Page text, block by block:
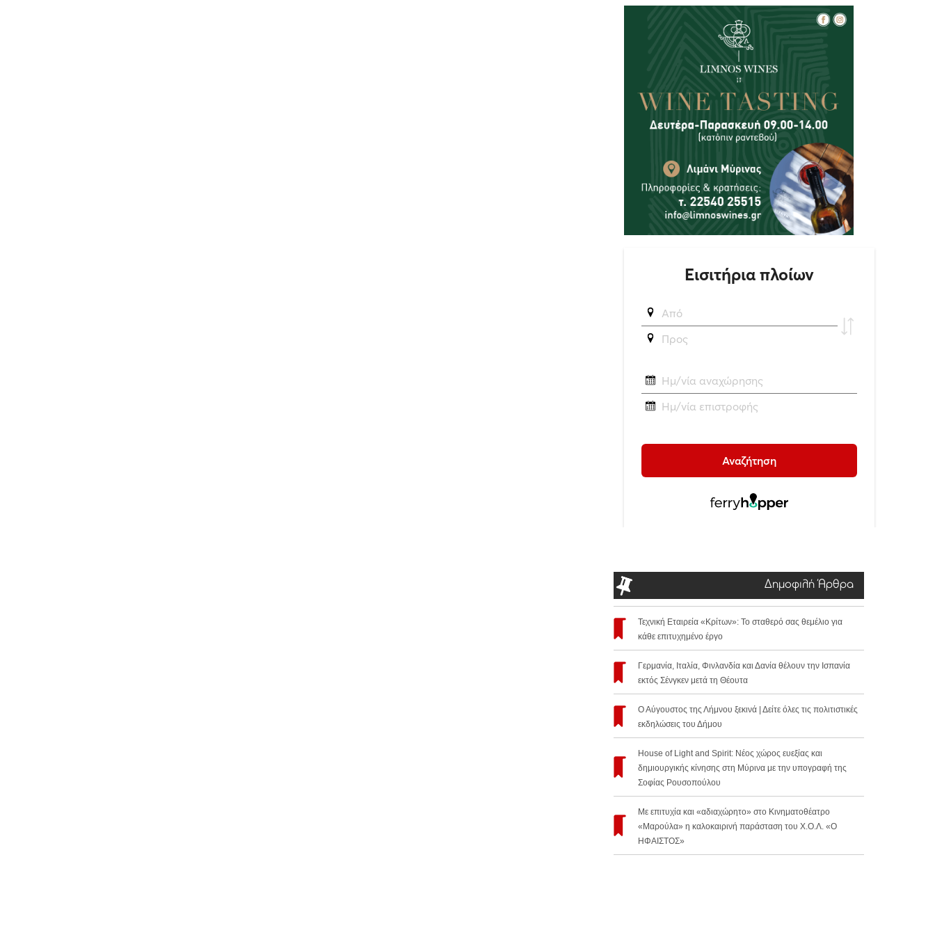
Δημοφιλή Άρθρα
Τεχνική Εταιρεία «Κρίτων»: Το σταθερό σας θεμέλιο για
κάθε επιτυχημένο έργο
Γερμανία, Ιταλία, Φινλανδία και Δανία θέλουν την Ισπανία
εκτός Σένγκεν μετά τη Θέουτα
Ο Αύγουστος της Λήμνου ξεκινά | Δείτε όλες τις πολιτιστικές
εκδηλώσεις του Δήμου
House of Light and Spirit: Νέος χώρος ευεξίας και
δημιουργικής κίνησης στη Μύρινα με την υπογραφή της
Σοφίας Ρουσοπούλου
Με επιτυχία και «αδιαχώρητο» στο Κινηματοθέατρο
«Μαρούλα» η καλοκαιρινή παράσταση του Χ.Ο.Λ. «Ο
ΗΦΑΙΣΤΟΣ»